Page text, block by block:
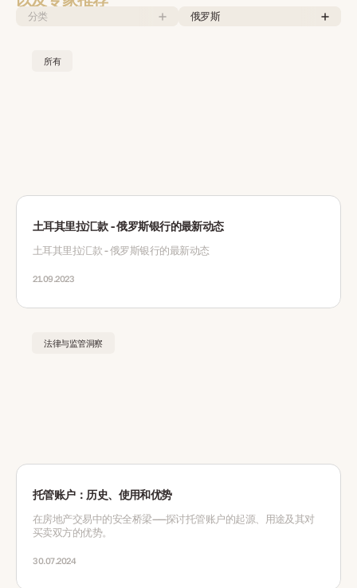
分类 俄罗斯
所有
土耳其里拉汇款 - 俄罗斯银行的最新动态
土耳其里拉汇款 - 俄罗斯银行的最新动态
21.09.2023
法律与监管洞察
托管账户：历史、使用和优势
在房地产交易中的安全桥梁——探讨托管账户的起源、用途及其对
买卖双方的优势。
30.07.2024